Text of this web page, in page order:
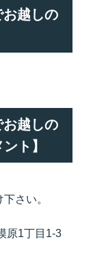
お越しの
お越しの
ト】
さい。
原1丁目1-3